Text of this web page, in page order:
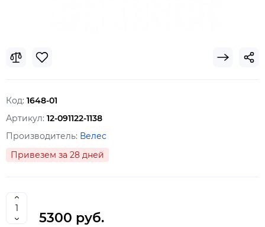
Код: 1648-01
Артикул: 12-091122-1138
Производитель: Велес
Привезем за 28 дней
5300 руб.